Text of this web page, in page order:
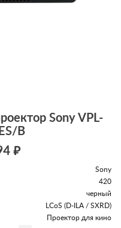
Sony VPL-
B
₽
Sony
420
черный
LCoS (D-ILA / SXRD)
Проектор для кино